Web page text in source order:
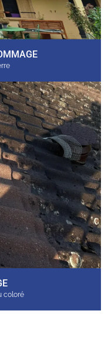
coloré